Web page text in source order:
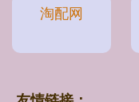
淘配网